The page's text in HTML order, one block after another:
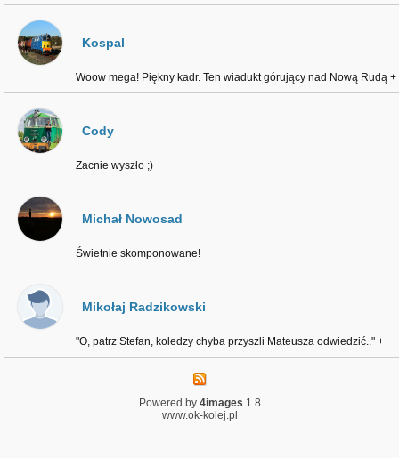
Kospal
Woow mega! Piękny kadr. Ten wiadukt górujący nad Nową Rudą +
Cody
Zacnie wyszło ;)
Michał Nowosad
Świetnie skomponowane!
Mikołaj Radzikowski
"O, patrz Stefan, koledzy chyba przyszli Mateusza odwiedzić.." +
Powered by 4images 1.8
www.ok-kolej.pl